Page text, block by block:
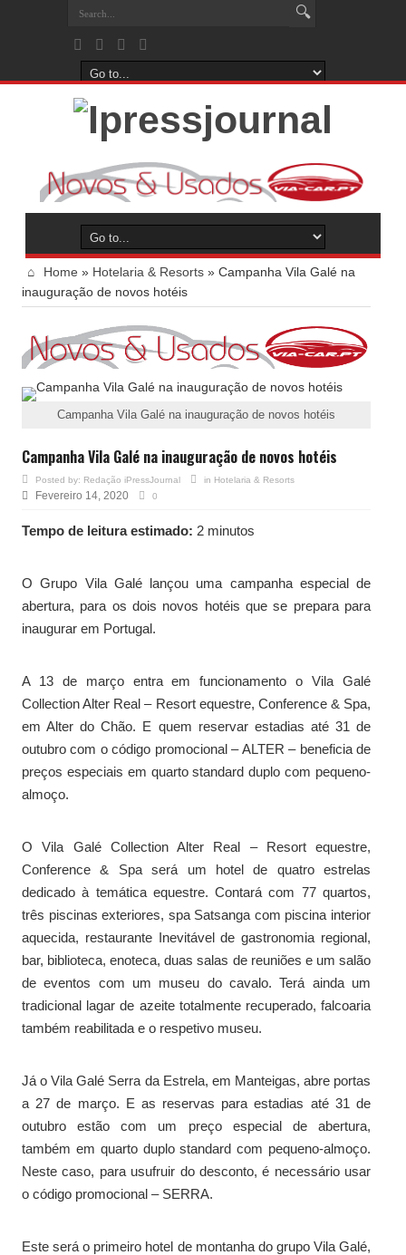
Home » Hotelaria & Resorts » Campanha Vila Galé na
inauguração de novos hotéis
Campanha Vila Galé na inauguração de novos hotéis
Campanha Vila Galé na inauguração de novos hotéis
Posted by: Redação iPressJournal in Hotelaria & Resorts
Fevereiro 14, 2020 0
Tempo de leitura estimado: 2 minutos
O Grupo Vila Galé lançou uma campanha especial de
abertura, para os dois novos hotéis que se prepara para
inaugurar em Portugal.
A 13 de março entra em funcionamento o Vila Galé
Collection Alter Real – Resort equestre, Conference & Spa,
em Alter do Chão. E quem reservar estadias até 31 de
outubro com o código promocional – ALTER – beneficia de
preços especiais em quarto standard duplo com pequeno-
almoço.
O Vila Galé Collection Alter Real – Resort equestre,
Conference & Spa será um hotel de quatro estrelas
dedicado à temática equestre. Contará com 77 quartos,
três piscinas exteriores, spa Satsanga com piscina interior
aquecida, restaurante Inevitável de gastronomia regional,
bar, biblioteca, enoteca, duas salas de reuniões e um salão
de eventos com um museu do cavalo. Terá ainda um
tradicional lagar de azeite totalmente recuperado, falcoaria
também reabilitada e o respetivo museu.
Já o Vila Galé Serra da Estrela, em Manteigas, abre portas
a 27 de março. E as reservas para estadias até 31 de
outubro estão com um preço especial de abertura,
também em quarto duplo standard com pequeno-almoço.
Neste caso, para usufruir do desconto, é necessário usar
o código promocional – SERRA.
Este será o primeiro hotel de montanha do grupo Vila Galé,